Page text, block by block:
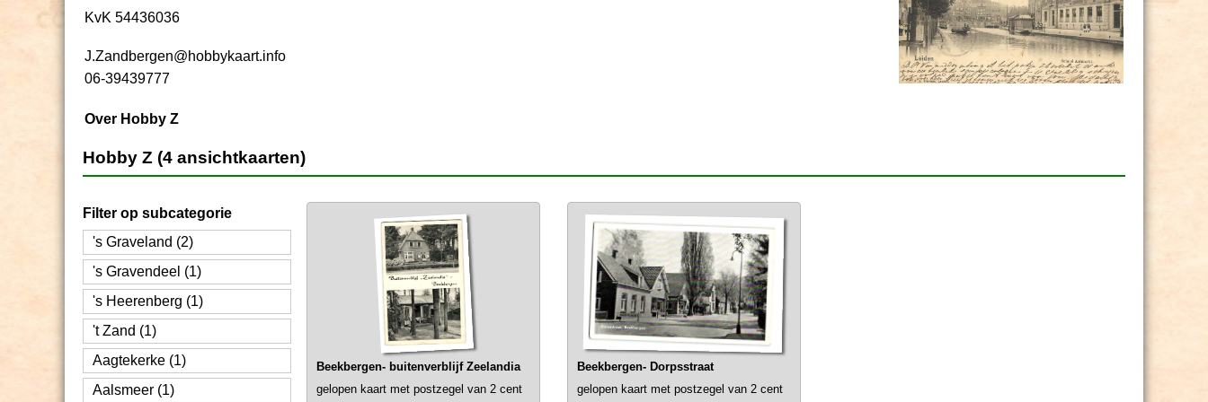
KvK 54436036
J.Zandbergen@hobbykaart.info
06-39439777
Over Hobby Z
Hobby Z (4 ansichtkaarten)
Filter op subcategorie
's Graveland (2)
's Gravendeel (1)
's Heerenberg (1)
't Zand (1)
Aagtekerke (1)
Aalsmeer (1)
Beekbergen- buitenverblijf Zeelandia
gelopen kaart met postzegel van 2 cent
Beekbergen- Dorpsstraat
gelopen kaart met postzegel van 2 cent